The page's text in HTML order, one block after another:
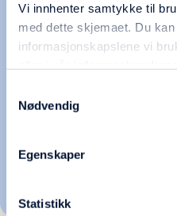
Vi innhenter samtykke til
med dette skjemaet. Du
informasjonskapslene vi
Nødvendig
Egenskaper
Statistikk
Blå Kors har utviklet
som: gjeld, flukt, indre
Tyssen er psykolog hos
sentrum, og medvirker i
Se flere videoer